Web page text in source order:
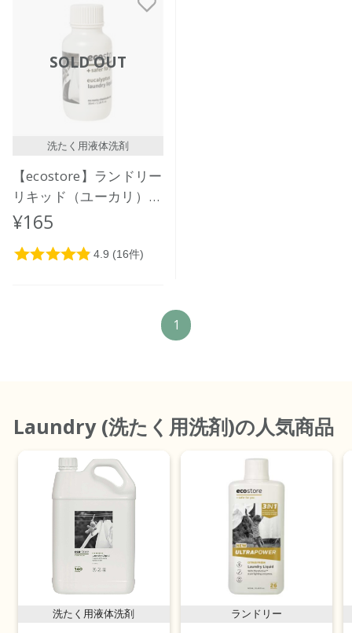
SOLD OUT
洗たく用液体洗剤
【ecostore】ランドリー
リキッド（ユーカリ）ミ
ニ 35mL
¥165
1
Laundry (洗たく用洗剤)の人気商品
洗たく用液体洗剤 ランドリー